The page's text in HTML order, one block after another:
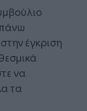
έγκριση
να
τα